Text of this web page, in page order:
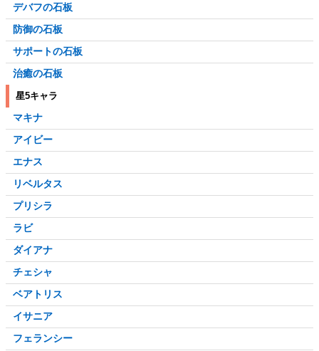
デバフの石板
防御の石板
サポートの石板
治癒の石板
星5キャラ
マキナ
アイビー
エナス
リベルタス
プリシラ
ラビ
ダイアナ
チェシャ
ベアトリス
イサニア
フェランシー